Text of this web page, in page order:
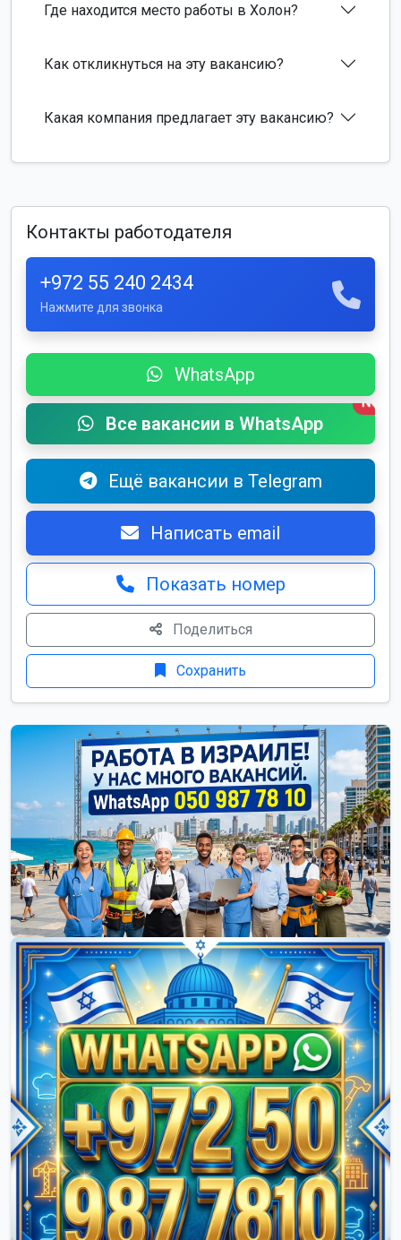
Где находится место работы в Холон?
Как откликнуться на эту вакансию?
Какая компания предлагает эту вакансию?
Контакты работодателя
+972 55 240 2434
Нажмите для звонка
WhatsApp
Все вакансии в WhatsApp
New
Ещё вакансии в Telegram
Написать email
Показать номер
Поделиться
Сохранить